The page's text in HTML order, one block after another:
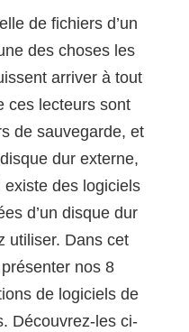
de fichiers d’un
des choses les
arriver à tout
ces lecteurs sont
de sauvegarde, et
dur externe,
existe des logiciels
d’un disque dur
utiliser. Dans cet
nos 8
de logiciels de
Découvrez-les ci-